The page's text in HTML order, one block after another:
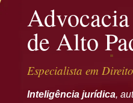
Advocacia
de Alto
Especialista em
Inteligência jurídica,